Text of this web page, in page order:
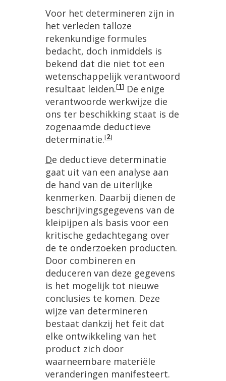
Voor het determineren zijn in
het verleden talloze
rekenkundige formules
bedacht, doch inmiddels is
bekend dat die niet tot een
wetenschappelijk verantwoord
resultaat leiden.[1] De enige
verantwoorde werkwijze die
ons ter beschikking staat is de
zogenaamde deductieve
determinatie.[2]
De deductieve determinatie
gaat uit van een analyse aan
de hand van de uiterlijke
kenmerken. Daarbij dienen de
beschrijvingsgegevens van de
kleipijpen als basis voor een
kritische gedachtegang over
de te onderzoeken producten.
Door combineren en
deduceren van deze gegevens
is het mogelijk tot nieuwe
conclusies te komen. Deze
wijze van determineren
bestaat dankzij het feit dat
elke ontwikkeling van het
product zich door
waarneembare materiële
veranderingen manifesteert.